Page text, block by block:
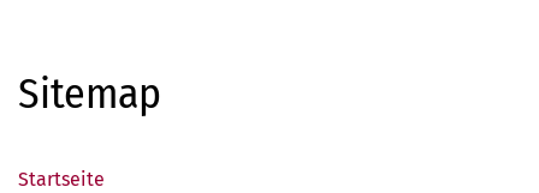
Sitemap
Startseite